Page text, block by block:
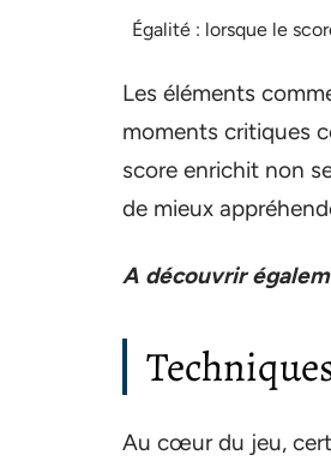
Égalité : lorsque le
Les éléments
moments critiques
score enrichit non
de mieux
A découvrir
Au cœur du jeu,